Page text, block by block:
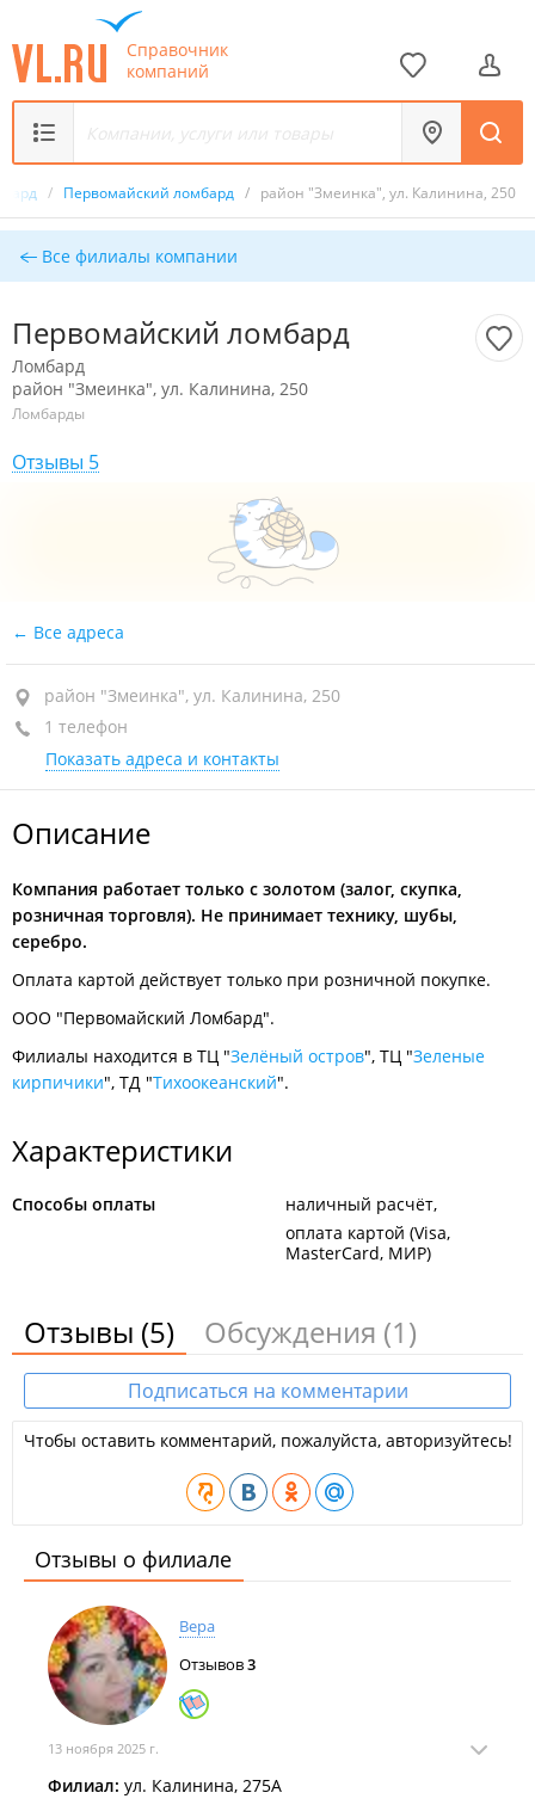
Справочник
компаний
/ Первомайский ломбард / район "Змеинка", ул. Калинина, 250
Все филиалы компании
Первомайский ломбард
Ломбард
район "Змеинка", ул. Калинина, 250
Ломбарды
Отзывы 5
Все адреса
район "Змеинка", ул. Калинина, 250
1 телефон
Показать адреса и контакты
Описание
Компания работает только с золотом (залог, скупка,
розничная торговля). Не принимает технику, шубы,
серебро.
Оплата картой действует только при розничной покупке.
ООО "Первомайский Ломбард".
Филиалы находится в ТЦ "Зелёный остров", ТЦ "Зеленые
кирпичики", ТД "Тихоокеанский".
Характеристики
Способы оплаты
наличный расчёт
оплата картой (Visa,
MasterCard, МИР)
Отзывы (5) Обсуждения (1)
Подписаться на комментарии
Чтобы оставить комментарий, пожалуйста, авторизуйтесь!
Отзывы о филиале
Вера
Отзывов3
13 ноября 2025 г.
Филиал: ул. Калинина, 275А